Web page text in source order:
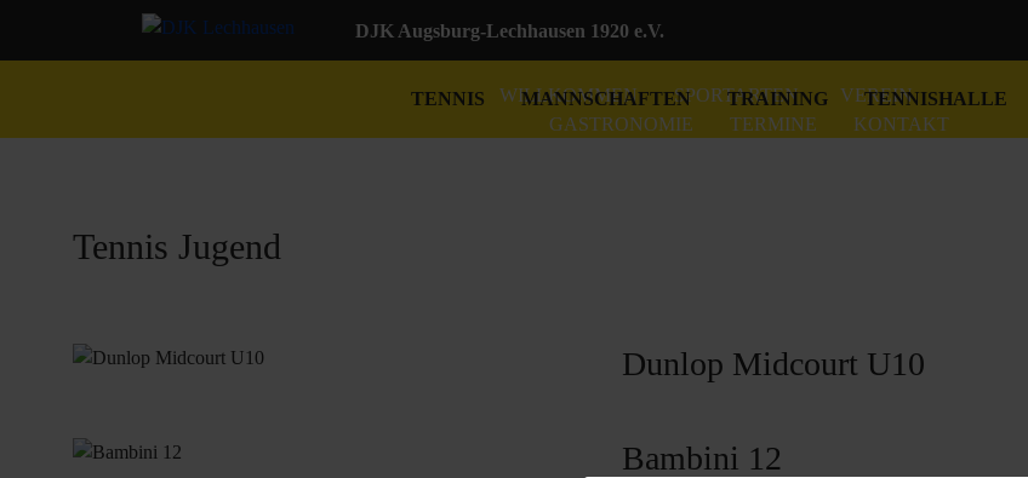
DJK Augsburg-Lechhausen 1920 e.V.
WILLKOMMEN SPORTARTEN
VEREIN
GASTRONOMIE
TERMINE KONTAKT
TENNIS MANNSCHAFTEN TRAINING TENNISHALLE
Tennis Jugend
Dunlop Midcourt U10
Bambini 12